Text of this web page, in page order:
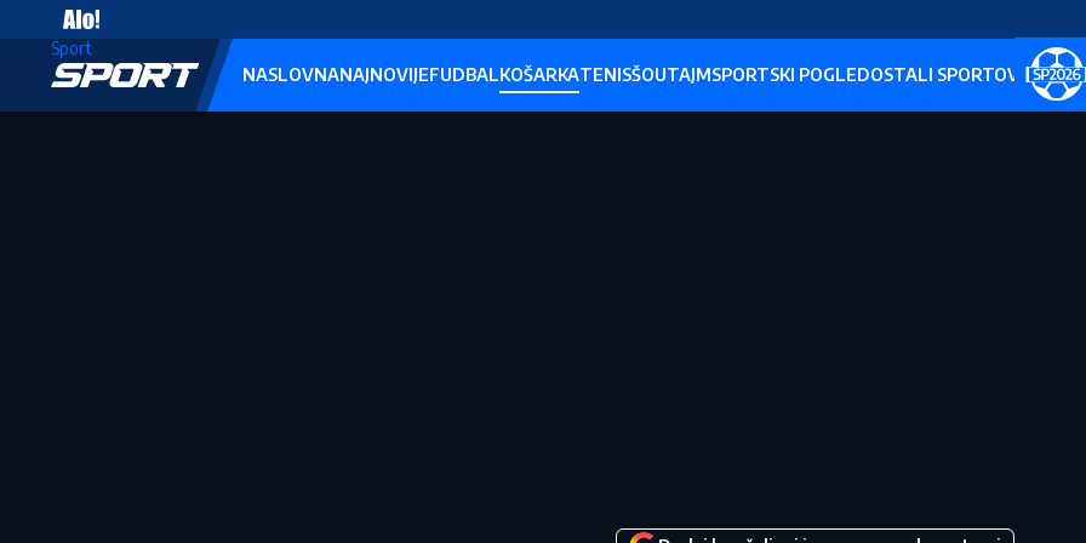
Sport
NASLOVNANAJNOVIJEFUDBALKOŠARKATENISŠOUTAJMSPORTSKI POGLEDOSTALI SPORTOVI